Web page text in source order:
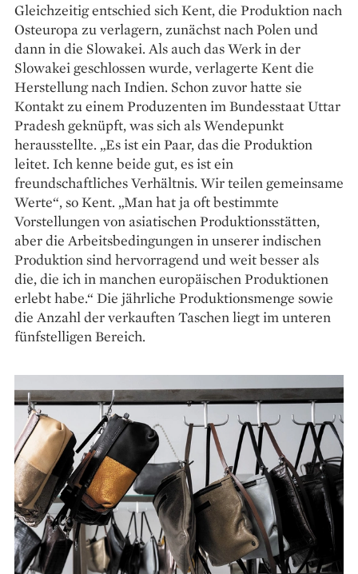
Gleichzeitig entschied sich Kent, die Produktion nach
Osteuropa zu verlagern, zunächst nach Polen und
dann in die Slowakei. Als auch das Werk in der
Slowakei geschlossen wurde, verlagerte Kent die
Herstellung nach Indien. Schon zuvor hatte sie
Kontakt zu einem Produzenten im Bundesstaat Uttar
Pradesh geknüpft, was sich als Wendepunkt
herausstellte. „Es ist ein Paar, das die Produktion
leitet. Ich kenne beide gut, es ist ein
freundschaftliches Verhältnis. Wir teilen gemeinsame
Werte“, so Kent. „Man hat ja oft bestimmte
Vorstellungen von asiatischen Produktionsstätten,
aber die Arbeitsbedingungen in unserer indischen
Produktion sind hervorragend und weit besser als
die, die ich in manchen europäischen Produktionen
erlebt habe.“ Die jährliche Produktionsmenge sowie
die Anzahl der verkauften Taschen liegt im unteren
fünfstelligen Bereich.